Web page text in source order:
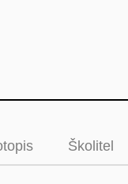
Školitel